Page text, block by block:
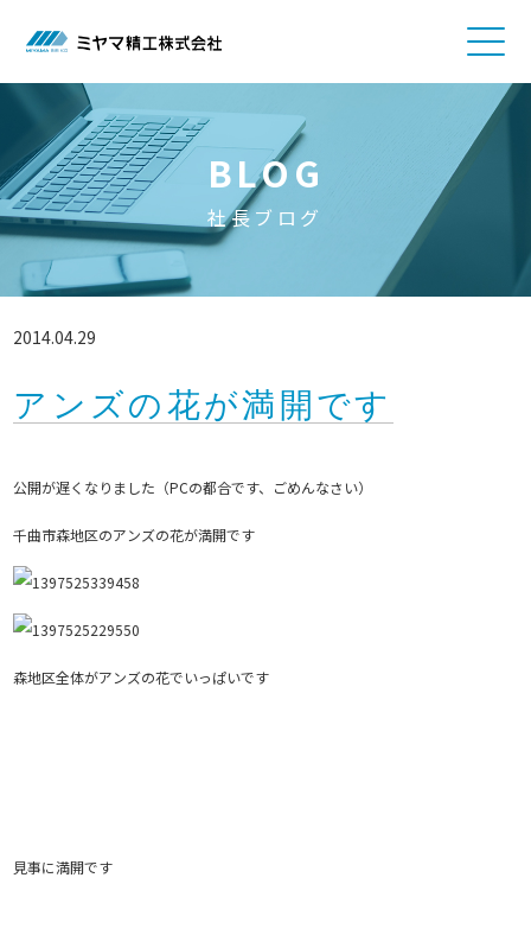
BLOG
社長ブログ
2014.04.29
アンズの花が満開です
公開が遅くなりました（PCの都合です、ごめんなさい）
千曲市森地区のアンズの花が満開です
森地区全体がアンズの花でいっぱいです
見事に満開です